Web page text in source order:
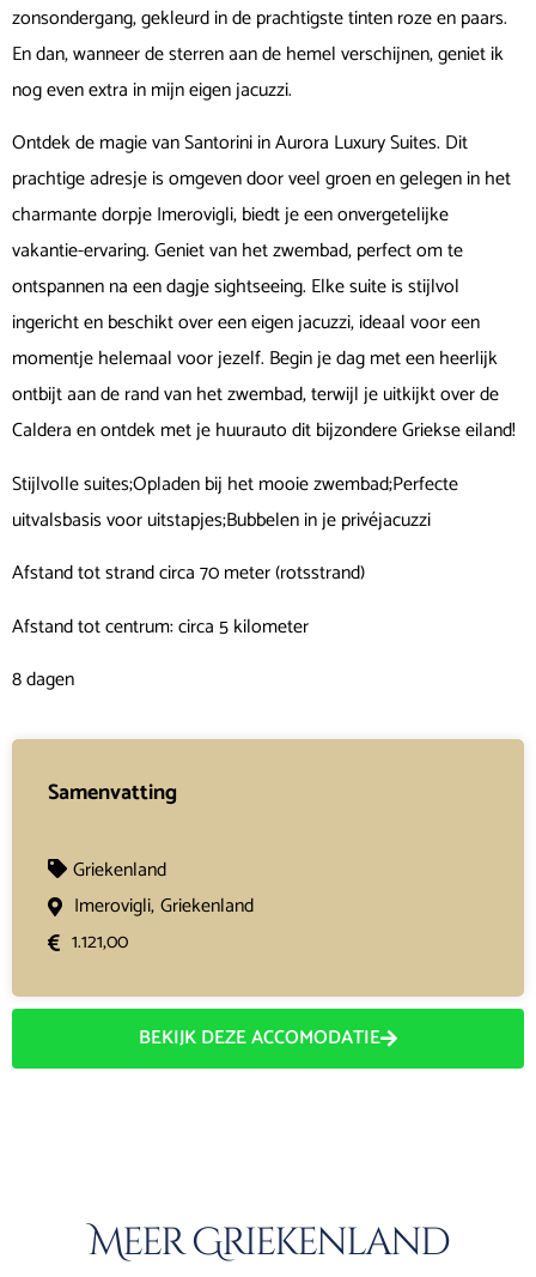
zonsondergang, gekleurd in de prachtigste tinten roze en paars.
En dan, wanneer de sterren aan de hemel verschijnen, geniet ik
nog even extra in mijn eigen jacuzzi.
Ontdek de magie van Santorini in Aurora Luxury Suites. Dit
prachtige adresje is omgeven door veel groen en gelegen in het
charmante dorpje Imerovigli, biedt je een onvergetelijke
vakantie-ervaring. Geniet van het zwembad, perfect om te
ontspannen na een dagje sightseeing. Elke suite is stijlvol
ingericht en beschikt over een eigen jacuzzi, ideaal voor een
momentje helemaal voor jezelf. Begin je dag met een heerlijk
ontbijt aan de rand van het zwembad, terwijl je uitkijkt over de
Caldera en ontdek met je huurauto dit bijzondere Griekse eiland!
Stijlvolle suites;Opladen bij het mooie zwembad;Perfecte
uitvalsbasis voor uitstapjes;Bubbelen in je privéjacuzzi
Afstand tot strand circa 70 meter (rotsstrand)
Afstand tot centrum: circa 5 kilometer
8 dagen
Samenvatting
Griekenland
Imerovigli,Griekenland
1.121,00
BEKIJK DEZE ACCOMODATIE
Meer Griekenland